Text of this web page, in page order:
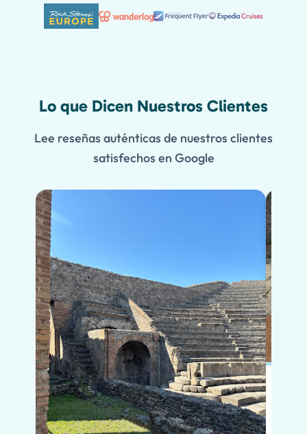
Lo que Dicen Nuestros Clientes
Lee reseñas auténticas de nuestros clientes
satisfechos en Google